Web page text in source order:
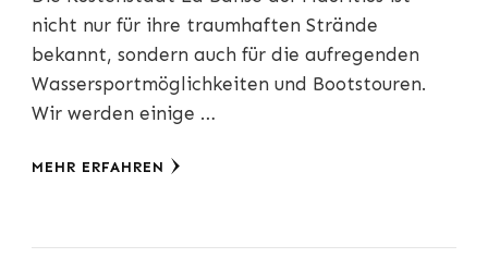
nicht nur für ihre traumhaften Strände
bekannt, sondern auch für die aufregenden
Wassersportmöglichkeiten und Bootstouren.
Wir werden einige …
MEHR ERFAHREN